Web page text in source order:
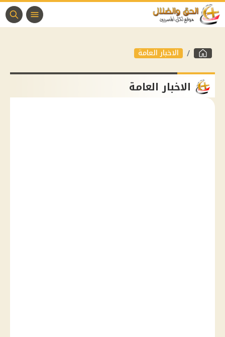
الاخبار العامة
الاخبار العامة